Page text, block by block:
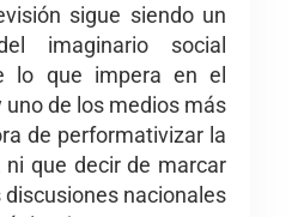
sigue siendo un
imaginario social
lo que impera en el
de los medios más
de performativizar la
ni que decir de marcar
discusiones nacionales